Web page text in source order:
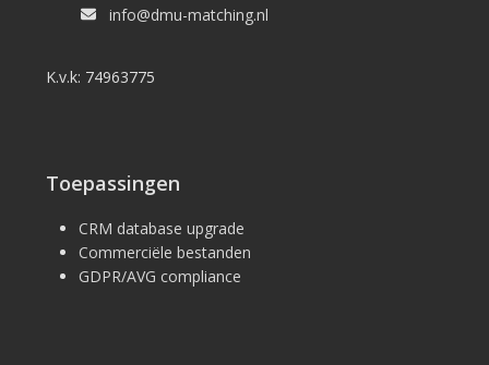
info@dmu-matching.nl
K.v.k: 74963775
Toepassingen
CRM database upgrade
Commerciële bestanden
GDPR/AVG compliance